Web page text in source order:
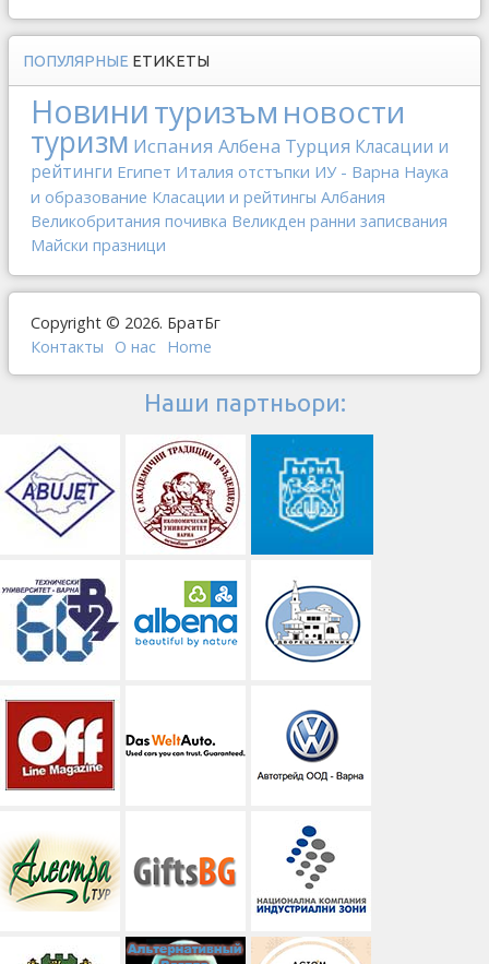
ПОПУЛЯРНЫЕ ЕТИКЕТЫ
Новинитуризъм новости
туризм Испания Албена Турция Класации и
рейтинги Египет Италия отстъпки ИУ - Варна Наука
и образование Класации и рейтингы Албания
Великобритания почивка Великден ранни записвания
Майски празници
Copyright © 2026. БратБг
Контакты
О наc Home
Наши партньори: